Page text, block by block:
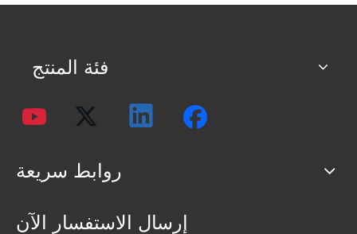
فئة المنتج
روابط سريعة
إرسال الاستفسار الآن